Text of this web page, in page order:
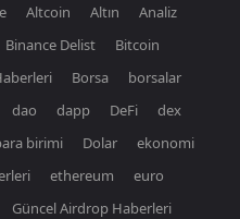
Altcoin Altın
Analiz
Binance Delist
Bitcoin
Borsa
borsalar
dao dapp DeFi
dex
birimi Dolar
ekonomi
ethereum
euro
Güncel Airdrop Haberleri